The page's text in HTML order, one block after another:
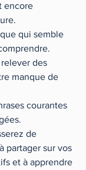
encore
qui semble
des
manque de
courantes
de
partager sur vos
et à apprendre